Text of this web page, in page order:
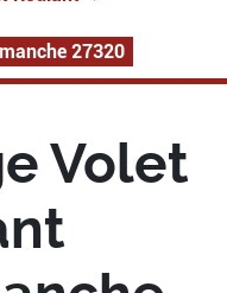
27320
Volet